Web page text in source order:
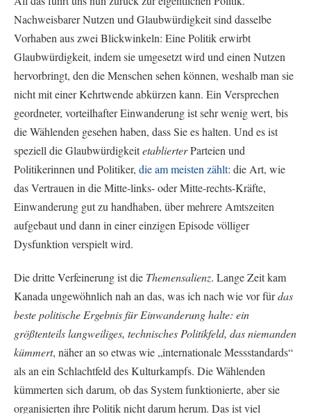
Nachweisbarer Nutzen und Glaubwürdigkeit sind dasselbe
Vorhaben aus zwei Blickwinkeln: Eine Politik erwirbt
Glaubwürdigkeit, indem sie umgesetzt wird und einen Nutzen
hervorbringt, den die Menschen sehen können, weshalb man sie
nicht mit einer Kehrtwende abkürzen kann. Ein Versprechen
geordneter, vorteilhafter Einwanderung ist sehr wenig wert, bis
die Wählenden gesehen haben, dass Sie es halten. Und es ist
speziell die GlaubwürdigkeitetablierterParteien und
Politikerinnen und Politiker, die am meisten zählt: die Art, wie
das Vertrauen in die Mitte-links- oder Mitte-rechts-Kräfte,
Einwanderung gut zu handhaben, über mehrere Amtszeiten
aufgebaut und dann in einer einzigen Episode völliger
Dysfunktion verspielt wird.
Die dritte Verfeinerung ist die Themensalienz. Lange Zeit kam
Kanada ungewöhnlich nah an das, was ich nach wie vor fürdas
beste politische Ergebnis für Einwanderung halte: ein
größtenteils langweiliges, technisches Politikfeld, das niemanden
kümmert, näher an so etwas wie „internationale Messstandards“
als an ein Schlachtfeld des Kulturkampfs. Die Wählenden
kümmerten sich darum, ob das System funktionierte, aber sie
organisierten ihre Politik nicht darum herum. Das ist viel